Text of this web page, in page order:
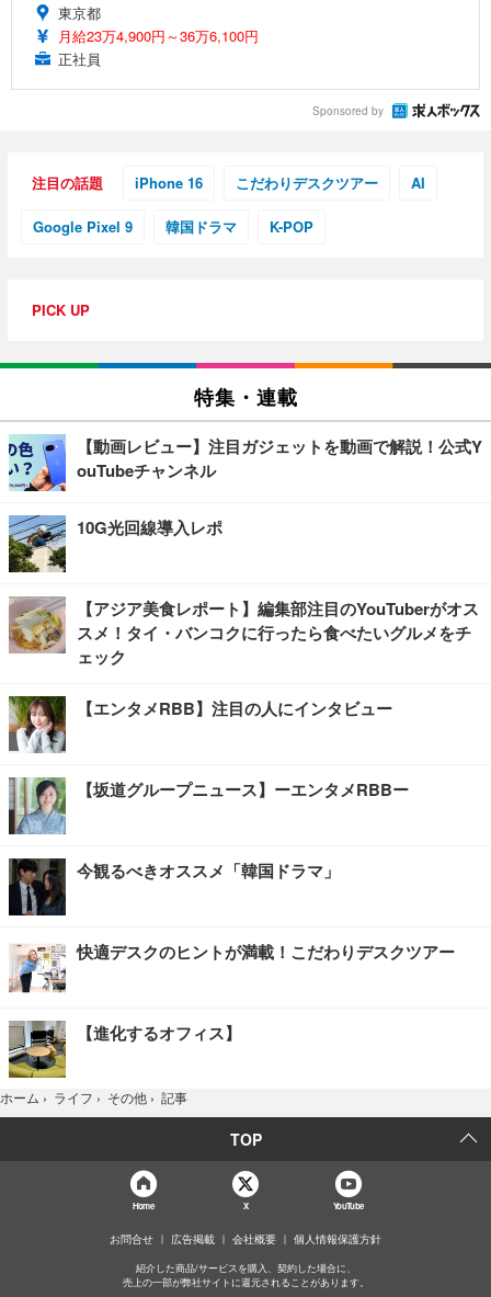
東京都
月給23万4,900円～36万6,100円
正社員
Sponsored by
注目の話題 iPhone 16 こだわりデスクツアー AI
Google Pixel 9 韓国ドラマ K-POP
PICK UP
特集・連載
【動画レビュー】注目ガジェットを動画で解説！公式Y
ouTubeチャンネル
10G光回線導入レポ
【アジア美食レポート】編集部注目のYouTuberがオス
スメ！タイ・バンコクに行ったら食べたいグルメをチ
ェック
【エンタメRBB】注目の人にインタビュー
【坂道グループニュース】ーエンタメRBBー
今観るべきオススメ「韓国ドラマ」
快適デスクのヒントが満載！こだわりデスクツアー
【進化するオフィス】
ホーム › ライフ › その他 › 記事
TOP
Home X YouTube
お問合せ 広告掲載 会社概要 個人情報保護方針
紹介した商品/サービスを購入、契約した場合に、
売上の一部が弊社サイトに還元されることがあります。